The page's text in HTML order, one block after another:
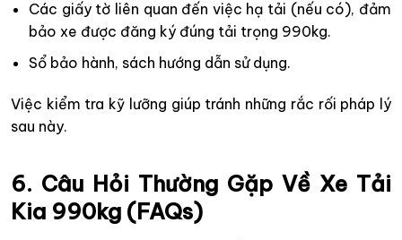
Các giấy tờ liên quan đến việc hạ tải (nếu có), đảm
bảo xe được đăng ký đúng tải trọng 990kg.
Sổ bảo hành, sách hướng dẫn sử dụng.
Việc kiểm tra kỹ lưỡng giúp tránh những rắc rối pháp lý
sau này.
6. Câu Hỏi Thường Gặp Về Xe Tải
Kia 990kg (FAQs)